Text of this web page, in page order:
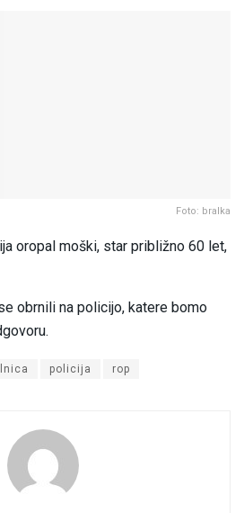
Foto: bralka
oropal moški, star približno 60 let,
obrnili na policijo, katere bomo
policija rop